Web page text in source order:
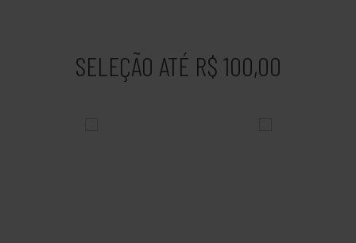
SELEÇÃO ATÉ R$ 100,00